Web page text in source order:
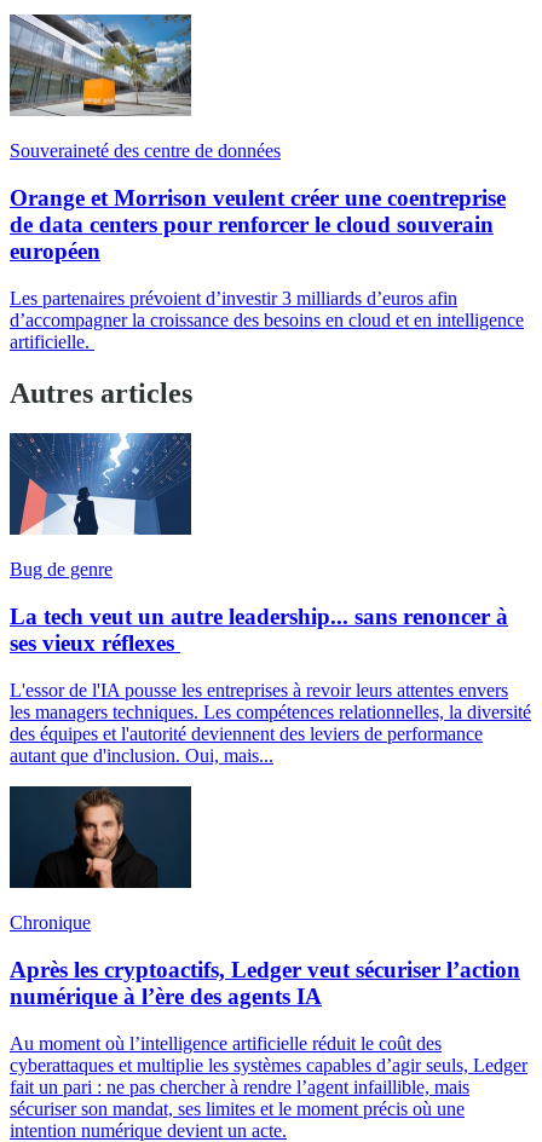
Souveraineté des centre de données
Orange et Morrison veulent créer une coentreprise
de data centers pour renforcer le cloud souverain
européen
Les partenaires prévoient d’investir 3 milliards d’euros afin
d’accompagner la croissance des besoins en cloud et en intelligence
artificielle.
Autres articles
Bug de genre
La tech veut un autre leadership... sans renoncer à
ses vieux réflexes
L'essor de l'IA pousse les entreprises à revoir leurs attentes envers
les managers techniques. Les compétences relationnelles, la diversité
des équipes et l'autorité deviennent des leviers de performance
autant que d'inclusion. Oui, mais...
Chronique
Après les cryptoactifs, Ledger veut sécuriser l’action
numérique à l’ère des agents IA
Au moment où l’intelligence artificielle réduit le coût des
cyberattaques et multiplie les systèmes capables d’agir seuls, Ledger
fait un pari : ne pas chercher à rendre l’agent infaillible, mais
sécuriser son mandat, ses limites et le moment précis où une
intention numérique devient un acte.